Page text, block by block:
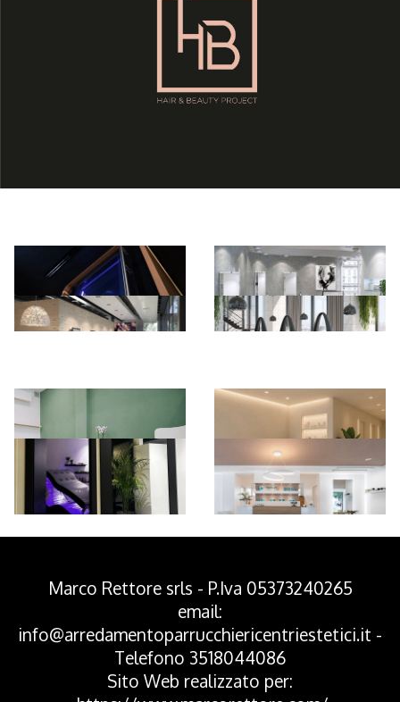
Marco Rettore srls - P.Iva 05373240265
email:
info@arredamentoparrucchiericentriestetici.it -
Telefono 3518044086
Sito Web realizzato per: